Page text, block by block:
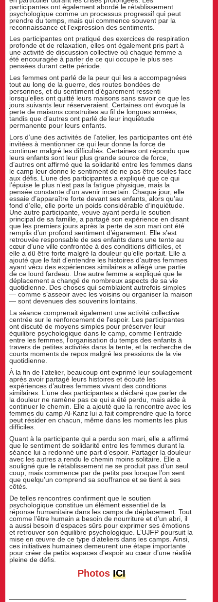
participantes ont également abordé le rétablissement
psychologique comme un processus progressif qui peut
prendre du temps, mais qui commence souvent par la
reconnaissance et l’expression des sentiments.
Les participantes ont pratiqué des exercices de respiration
profonde et de relaxation, elles ont également pris part à
une activité de discussion collective où chaque femme a
été encouragée à parler de ce qui occupe le plus ses
pensées durant cette période.
Les femmes ont parlé de la peur qui les a accompagnées
tout au long de la guerre, des routes bondées de
personnes, et du sentiment d’égarement ressenti
lorsqu’elles ont quitté leurs maisons sans savoir ce que les
jours suivants leur réserveraient. Certaines ont évoqué la
perte de maisons construites au fil de longues années,
tandis que d’autres ont parlé de leur inquiétude
permanente pour leurs enfants.
Lors d’une des activités de l’atelier, les participantes ont été
invitées à mentionner ce qui leur donne la force de
continuer malgré les difficultés. Certaines ont répondu que
leurs enfants sont leur plus grande source de force,
d’autres ont affirmé que la solidarité entre les femmes dans
le camp leur donne le sentiment de ne pas être seules face
aux défis. L’une des participantes a expliqué que ce qui
l’épuise le plus n’est pas la fatigue physique, mais la
pensée constante d’un avenir incertain. Chaque jour, elle
essaie d’apparaître forte devant ses enfants, alors qu’au
fond d’elle, elle porte un poids considérable d’inquiétude.
Une autre participante, veuve ayant perdu le soutien
principal de sa famille, a partagé son expérience en disant
que les premiers jours après la perte de son mari ont été
remplis d’un profond sentiment d’égarement. Elle s’est
retrouvée responsable de ses enfants dans une tente au
cœur d’une ville confrontée à des conditions difficiles, et
elle a dû être forte malgré la douleur qu’elle portait. Elle a
ajouté que le fait d’entendre les histoires d’autres femmes
ayant vécu des expériences similaires a allégé une partie
de ce lourd fardeau. Une autre femme a expliqué que le
déplacement a changé de nombreux aspects de sa vie
quotidienne. Des choses qui semblaient autrefois simples
— comme s’asseoir avec les voisins ou organiser la maison
— sont devenues des souvenirs lointains.
La séance comprenait également une activité collective
centrée sur le renforcement de l’espoir. Les participantes
ont discuté de moyens simples pour préserver leur
équilibre psychologique dans le camp, comme l’entraide
entre les femmes, l’organisation du temps des enfants à
travers de petites activités dans la tente, et la recherche de
courts moments de repos malgré les pressions de la vie
quotidienne.
À la fin de l’atelier, beaucoup ont exprimé leur soulagement
après avoir partagé leurs histoires et écouté les
expériences d’autres femmes vivant des conditions
similaires. L’une des participantes a déclaré que parler de
la douleur ne ramène pas ce qui a été perdu, mais aide à
continuer le chemin. Elle a ajouté que la rencontre avec les
femmes du camp Al-Kanz lui a fait comprendre que la force
peut résider en chacun, même dans les moments les plus
difficiles.
Quant à la participante qui a perdu son mari, elle a affirmé
que le sentiment de solidarité entre les femmes durant la
séance lui a redonné une part d’espoir. Partager la douleur
avec les autres a rendu le chemin moins solitaire. Elle a
souligné que le rétablissement ne se produit pas d’un seul
coup, mais commence par de petits pas lorsque l’on sent
que quelqu’un comprend sa souffrance et se tient à ses
côtés.
De telles rencontres confirment que le soutien
psychologique constitue un élément essentiel de la
réponse humanitaire dans les camps de déplacement. Tout
comme l’être humain a besoin de nourriture et d’un abri, il
a aussi besoin d’espaces sûrs pour exprimer ses émotions
et retrouver son équilibre psychologique. L’UJFP poursuit la
mise en œuvre de ce type d’ateliers dans les camps. Ainsi,
ces initiatives humaines demeurent une étape importante
pour créer de petits espaces d’espoir au cœur d’une réalité
pleine de défis.
Photos ICI